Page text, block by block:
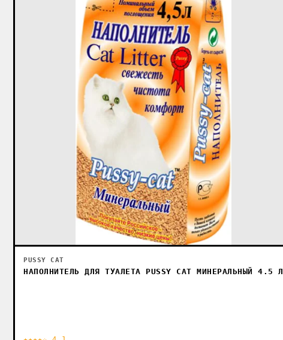
PUSSY CAT
НАПОЛНИТЕЛЬ ДЛЯ ТУАЛЕТА PUSSY CAT МИНЕРАЛЬНЫЙ 4.5 Л